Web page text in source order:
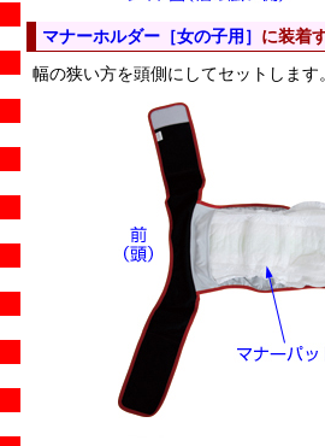
マナーホルダー［女の子用］ に装着
幅の狭い方を頭側にしてセットします。